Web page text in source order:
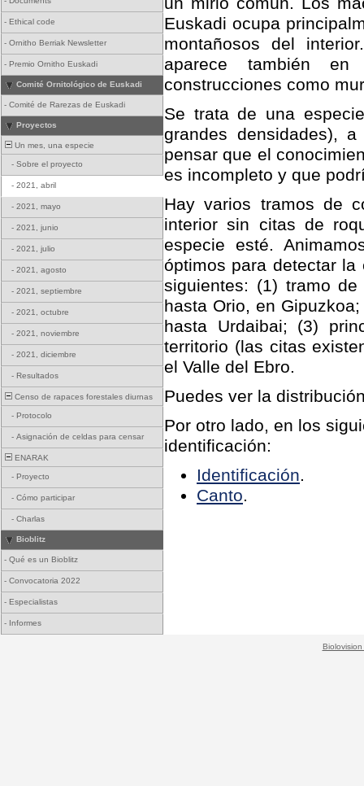
- Ethical code
- Ornitho Berriak Newsletter
- Premio Ornitho Euskadi
Comité Ornitológico de Euskadi
- Comité de Rarezas de Euskadi
Proyectos
Un mes, una especie
- Sobre el proyecto
- 2021, abril
- 2021, mayo
- 2021, junio
- 2021, julio
- 2021, agosto
- 2021, septiembre
- 2021, octubre
- 2021, noviembre
- 2021, diciembre
- Resultados
Censo de rapaces forestales diurnas
- Protocolo
- Asignación de celdas para censar
ENARAK
- Proyecto
- Cómo participar
- Charlas
Bioblitz
- Qué es un Bioblitz
- Convocatoria 2022
- Especialistas
- Informes
Euskadi ocupa
montañosos del
aparece también
construcciones como
Se trata de una
grandes densidades),
pensar que el
es incompleto y que
Hay varios tramos de
interior sin citas de
especie esté.
óptimos para detectar
siguientes: (1) tramo
hasta Orio, en
hasta Urdaibai; (3)
territorio (las citas
el Valle del Ebro.
Puedes ver la
Por otro lado, en los
identificación:
Identificación.
Canto.
Biolovision